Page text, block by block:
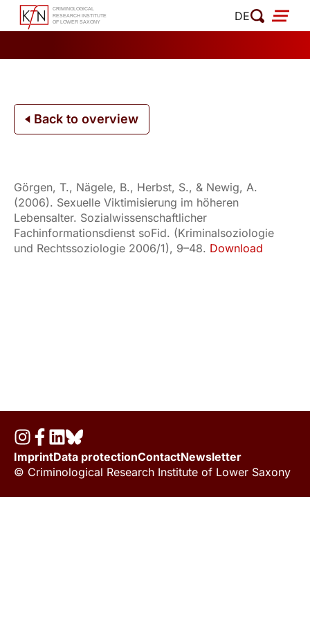
Skip
DE
Back to overview
Görgen, T., Nägele, B., Herbst, S., & Newig, A.
(2006). Sexuelle Viktimisierung im höheren
Lebensalter. Sozialwissenschaftlicher
Fachinformationsdienst soFid. (Kriminalsoziologie
und Rechtssoziologie 2006/1), 9–48. Download
ImprintData protectionContactNewsletter
© Criminological Research Institute of Lower Saxony